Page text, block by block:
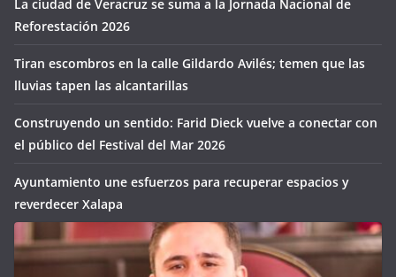
La ciudad de Veracruz se suma a la Jornada Nacional de
Reforestación 2026
Tiran escombros en la calle Gildardo Avilés; temen que las
lluvias tapen las alcantarillas
Construyendo un sentido: Farid Dieck vuelve a conectar con
el público del Festival del Mar 2026
Ayuntamiento une esfuerzos para recuperar espacios y
reverdecer Xalapa